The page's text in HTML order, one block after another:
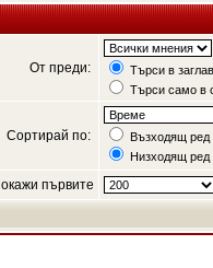
От преди:
Търси в
Търси само в
Сортирай по:
Възходящ ред
Низходящ ред
първите